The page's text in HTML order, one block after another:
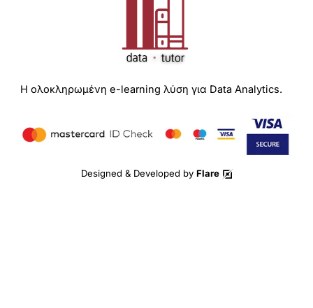
Η ολοκληρωμένη e-learning λύση για Data Analytics.
Designed & Developed by Flare